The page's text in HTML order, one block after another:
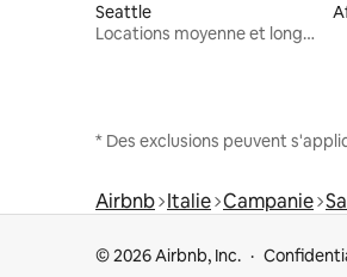
Seattle
Locations moyenne et longue durée
* Des exclusions peuvent
Airbnb Italie Campanie
© 2026 Airbnb, Inc.